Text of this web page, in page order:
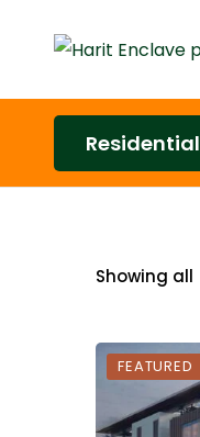
Residential
Showing all
FEATURED